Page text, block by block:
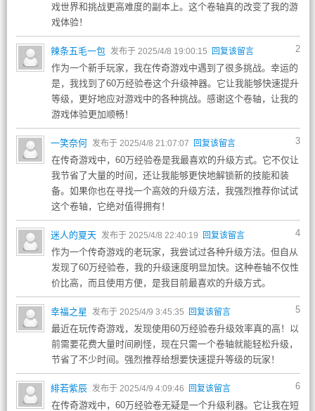
戏世界和挑战更高难度的副本上。这个卷轴真的改变了我的游
戏体验！
2
辣条五毛一包 发布于 2025/4/8 19:00:15 回复该留言
作为一个新手玩家，我在传奇游戏中遇到了很多挑战。幸运的
是，我找到了60万经验卷这个升级神器。它让我能够快速提升
等级，更好地应对游戏中的各种挑战。感谢这个卷轴，让我的
游戏体验更加顺畅！
3
一笑奈何 发布于 2025/4/8 21:07:07 回复该留言
在传奇游戏中，60万经验卷是我最喜欢的升级方式。它不仅让
我节省了大量的时间，还让我能够更快地解锁新的技能和装
备。如果你也在寻找一个高效的升级方法，我强烈推荐你试试
这个卷轴，它绝对值得拥有！
4
迷人的夏天 发布于 2025/4/8 22:40:19 回复该留言
作为一个传奇游戏的老玩家，我尝试过各种升级方法。但自从
发现了60万经验卷，我的升级速度明显加快。这种卷轴不仅性
价比高，而且使用方便，是我目前最喜欢的升级方式。
5
幸福之星 发布于 2025/4/9 3:45:35 回复该留言
最近在玩传奇游戏，发现使用60万经验卷升级效率真的高！以
前需要花费大量时间刷怪，现在只需一个卷轴就能轻松升级，
节省了不少时间。强烈推荐给想要快速提升等级的玩家！
6
緋若紫辰 发布于 2025/4/9 4:09:46 回复该留言
在传奇游戏中，60万经验卷无疑是一个升级利器。它让我在短